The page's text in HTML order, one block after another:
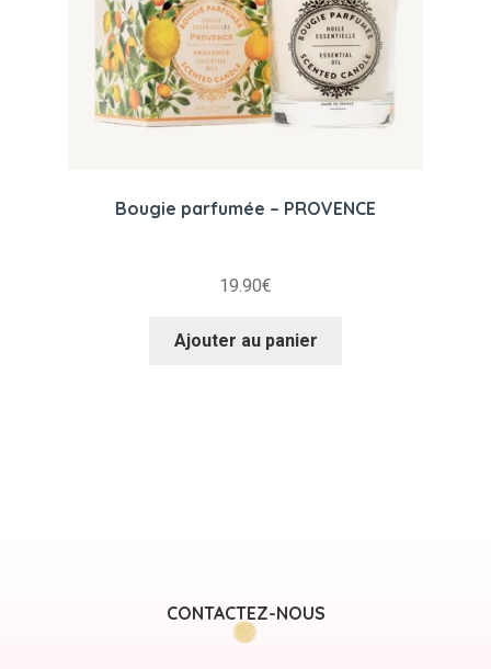
Bougie parfumée – PROVENCE
19.90€
Ajouter au panier
CONTACTEZ-NOUS